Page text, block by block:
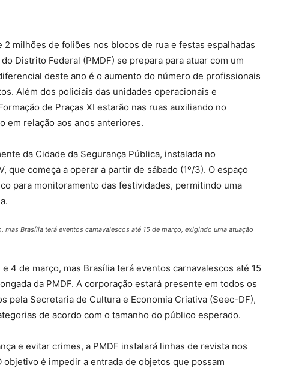
milhões de foliões nos blocos de rua e festas espalhadas
Distrito Federal (PMDF) se prepara para atuar com um
deste ano é o aumento do número de profissionais
Além dos policiais das unidades operacionais e
de Praças XI estarão nas ruas auxiliando no
em relação aos anos anteriores.
da Cidade da Segurança Pública, instalada no
que começa a operar a partir de sábado (1º/3). O espaço
para monitoramento das festividades, permitindo uma
mas Brasília terá eventos carnavalescos até 15 de março, exigindo uma atuação
4 de março, mas Brasília terá eventos carnavalescos até 15
da PMDF. A corporação estará presente em todos os
pela Secretaria de Cultura e Economia Criativa (Seec-DF),
de acordo com o tamanho do público esperado.
e evitar crimes, a PMDF instalará linhas de revista nos
é impedir a entrada de objetos que possam